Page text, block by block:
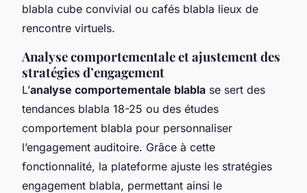
blabla cube convivial ou cafés blabla lieux de
rencontre virtuels.
Analyse comportementale et ajustement des
stratégies d’engagement
L’analyse comportementale blabla se sert des
tendances blabla 18-25 ou des études
comportement blabla pour personnaliser
l’engagement auditoire. Grâce à cette
fonctionnalité, la plateforme ajuste les stratégies
engagement blabla, permettant ainsi le